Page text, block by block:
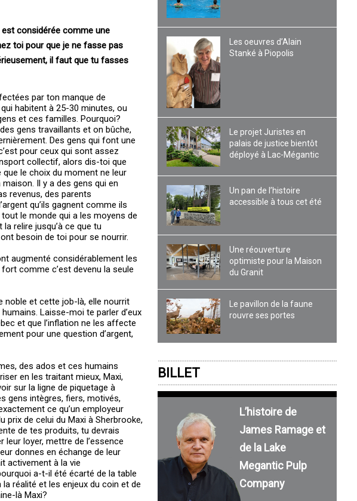
est considérée comme une
toi pour que je ne fasse pas
il faut que tu fasses
par ton manque de
habitent à 25-30 minutes, ou
et ces familles. Pourquoi?
gens travaillants et on bûche,
Des gens qui font une
pour ceux qui sont assez
collectif, alors dis-toi que
le choix du moment ne leur
Il y a des gens qui en
revenus, des parents
qu’ils gagnent comme ils
tout le monde qui a les moyens de
relire jusqu’à ce que tu
besoin de toi pour se nourrir.
augmenté considérablement les
comme c’est devenu la seule
noble et cette job-là, elle nourrit
Laisse-moi te parler d’eux
et que l’inflation ne les affecte
pour une question d’argent,
des ados et ces humains
en les traitant mieux, Maxi,
sur la ligne de piquetage à
gens intègres, fiers, motivés,
ce qu’un employeur
prix de celui du Maxi à Sherbrooke,
de tes produits, tu devrais
loyer, mettre de l’essence
donnes en échange de leur
activement à la vie
a-t-il été écarté de la table
réalité et les enjeux du coin et de
là Maxi?
Les oeuvres d’Alain
Stanké à Piopolis
Le projet Juristes en
palais de justice bientôt
déployé à Lac-Mégantic
Un pan de l’histoire
accessible à tous cet été
Une réouverture
optimiste pour la Maison
du Granit
Le pavillon de la faune
rouvre ses portes
BILLET
L’histoire de
James Ramage et
de la Lake
Megantic Pulp
Company